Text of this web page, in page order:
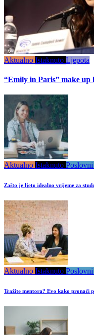
Aktualno Istaknuto Ljepota
“Emily in Paris” make up
Aktualno Istaknuto
Zašto je ljeto idealno vrijeme za
Aktualno Istaknuto
Tražite mentora? Evo kako pronaći